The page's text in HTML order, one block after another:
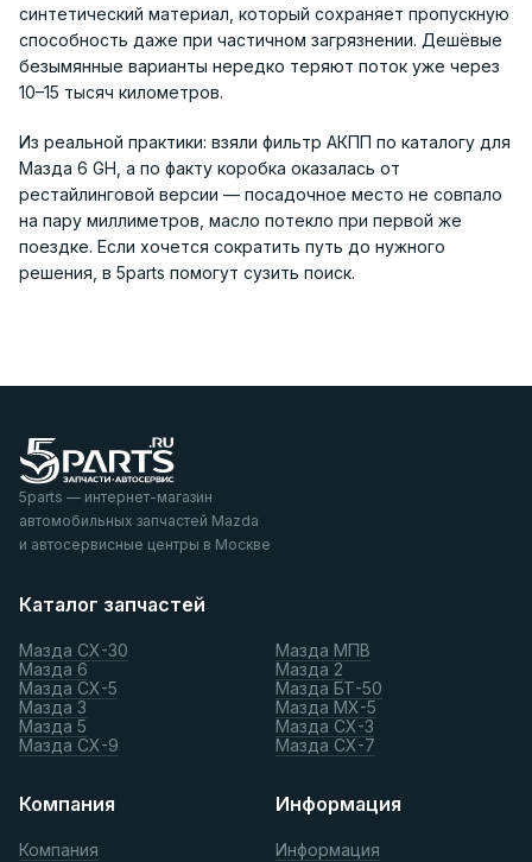
синтетический материал, который сохраняет пропускную
способность даже при частичном загрязнении. Дешёвые
безымянные варианты нередко теряют поток уже через
10–15 тысяч километров.
Из реальной практики: взяли фильтр АКПП по каталогу для
Мазда 6 GH, а по факту коробка оказалась от
рестайлинговой версии — посадочное место не совпало
на пару миллиметров, масло потекло при первой же
поездке. Если хочется сократить путь до нужного
решения, в 5parts помогут сузить поиск.
5parts — интернет-магазин
автомобильных запчастей Mazda
и автосервисные центры в Москве
Каталог запчастей
Мазда СХ-30
Мазда 6
Мазда СХ-5
Мазда 3
Мазда 5
Мазда СХ-9
Мазда МПВ
Мазда 2
Мазда БТ-50
Мазда МХ-5
Мазда СХ-3
Мазда СХ-7
Компания
Компания
Информация
Информация